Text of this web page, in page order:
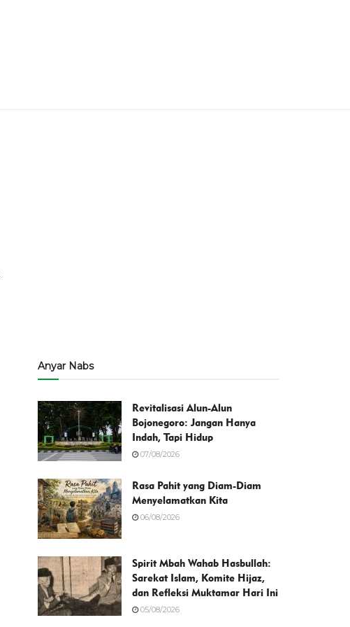
Anyar Nabs
Revitalisasi Alun-Alun
Bojonegoro: Jangan Hanya
Indah, Tapi Hidup
07/08/2026
Rasa Pahit yang Diam-Diam
Menyelamatkan Kita
06/08/2026
Spirit Mbah Wahab Hasbullah:
Sarekat Islam, Komite Hijaz,
dan Refleksi Muktamar Hari Ini
05/08/2026